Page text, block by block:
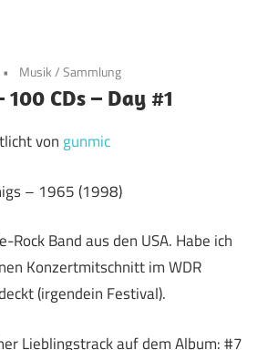
Musik/Sammlung
100 CDs – Day #1
vongunmic
– 1965 (1998)
Rock Band aus den USA. Habe ich
Konzertmitschnitt im WDR
(irgendein Festival).
Lieblingstrack auf dem Album: #7